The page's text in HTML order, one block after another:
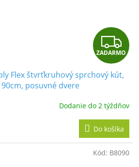
Z
A
D
A
R
M
ZADARMO
Flex štvrťkruhový sprchový kút,
posuvné dvere
Dodanie do 2 týždňov
Do košíka
Kód: B8090